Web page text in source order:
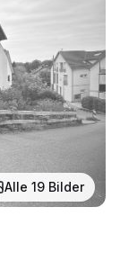
Alle 19 Bilder